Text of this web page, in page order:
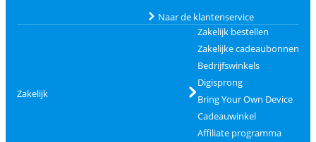
Naar de klantenservice
Zakelijk
Zakelijk bestellen
Zakelijke cadeaubonnen
Bedrijfswinkels
Digisprong
Bring Your Own Device
Cadeauwinkel
Affiliate programma